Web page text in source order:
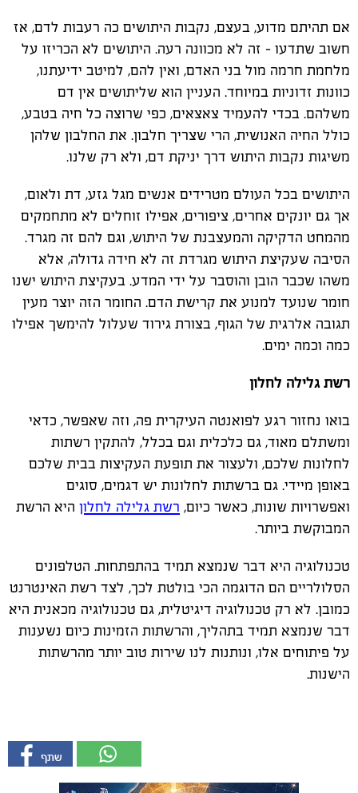
אם תהיתם מדוע, בעצם, נקבות היתושים כה רעבות לדם, אז
חשוב שתדעו – זה לא מכוונה רעה. היתושים לא הכריזו על
מלחמת חרמה מול בני האדם, ואין להם, למיטב ידיעתנו,
כוונות זדוניות במיוחד. העניין הוא שליתושים אין דם
משלהם. בכדי להעמיד צאצאים, כפי שרוצה כל חיה בטבע,
כולל החיה האנושית, הרי שצריך חלבון. את החלבון שלהן
משיגות נקבות היתוש דרך יניקת דם, ולא רק שלנו.
היתושים בכל העולם מטרידים אנשים מגל גזע, דת ולאום,
אך גם יונקים אחרים, ציפורים, אפילו זוחלים לא מתחמקים
מהמחט הדקיקה והמעצבנת של היתוש, וגם להם זה מגרד.
הסיבה שעקיצת היתוש מגרדת זה לא חידה גדולה, אלא
משהו שכבר הובן והוסבר על ידי המדע. בעקיצת היתוש ישנו
חומר שנועד למנוע את קרישת הדם. החומר הזה יוצר מעין
תגובה אלרגית של הגוף, בצורת גירוד שעלול להימשך אפילו
כמה וכמה ימים.
רשת גלילה לחלון
בואו נחזור רגע לפואנטה העיקרית פה, וזה שאפשר, כדאי
ומשתלם מאוד, גם כלכלית וגם בכלל, להתקין רשתות
לחלונות שלכם, ולעצור את תופעת העקיצות בבית שלכם
באופן מיידי. גם ברשתות לחלונות יש דגמים, סוגים
ואפשרויות שונות, כאשר כיום, רשת גלילה לחלון היא הרשת
המבוקשת ביותר.
טכנולוגיה היא דבר שנמצא תמיד בהתפתחות. הטלפונים
הסלולריים הם הדוגמה הכי בולטת לכך, לצד רשת האינטרנט
כמובן. לא רק טכנולוגיה דיגיטלית, גם טכנולוגיה מכאנית היא
דבר שנמצא תמיד בתהליך, והרשתות הזמינות כיום נשענות
על פיתוחים אלו, ונותנות לנו שירות טוב יותר מהרשתות
הישנות.